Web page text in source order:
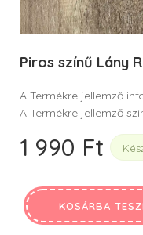
Piros színű Lány
A Termékre jellemző
A Termékre jellemző
1 990 Ft
KOSÁRBA